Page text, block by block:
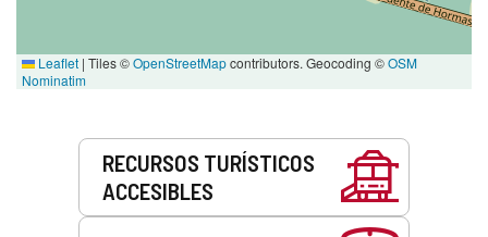
Leaflet | Tiles ©OpenStreetMapcontributors. Geocoding ©OSM
Nominatim
RECURSOS TURÍSTICOS
ACCESIBLES